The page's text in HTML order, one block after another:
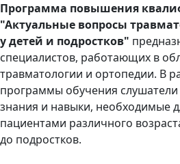
Программа повышения
"Актуальные вопросы
у детей и подростков"
специалистов, работающих в
травматологии и ортопедии. В
программы обучения слушатели
знания и навыки, необходимые
пациентами различного
до подростков.